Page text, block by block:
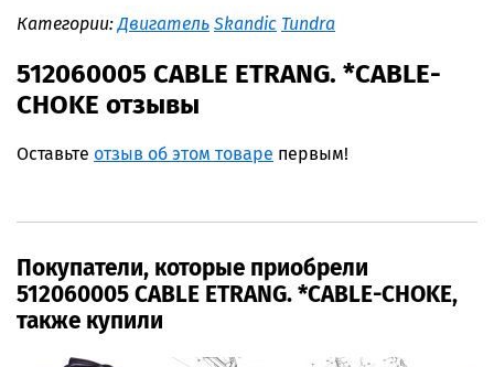
Категории:Двигатель Skandic Tundra
512060005 CABLE ETRANG. *CABLE-
CHOKE отзывы
Оставьте отзыв об этом товаре первым!
Покупатели, которые приобрели
512060005 CABLE ETRANG. *CABLE-CHOKE,
также купили